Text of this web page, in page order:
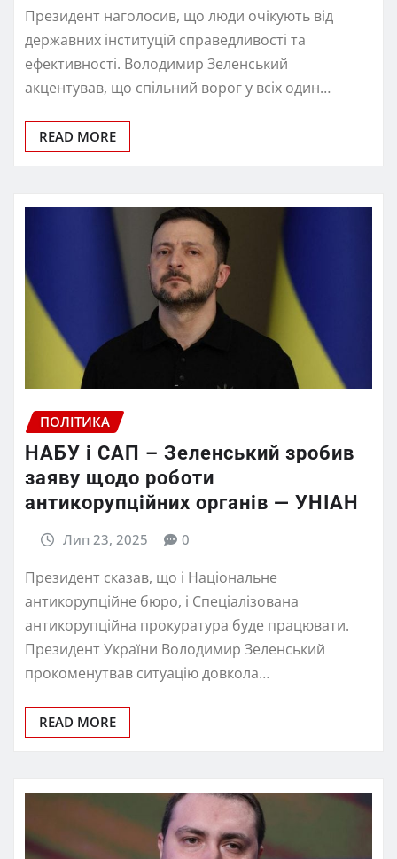
Президент наголосив, що люди очікують від
державних інституцій справедливості та
ефективності. Володимир Зеленський
акцентував, що спільний ворог у всіх один…
READ MORE
ПОЛІТИКА
НАБУ і САП – Зеленський зробив
заяву щодо роботи
антикорупційних органів — УНІАН
Лип 23, 2025 0
Президент сказав, що і Національне
антикорупційне бюро, і Спеціалізована
антикорупційна прокуратура буде працювати.
Президент України Володимир Зеленський
прокоменутвав ситуацію довкола…
READ MORE